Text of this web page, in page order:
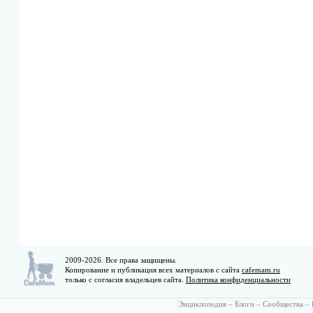
2009-2026. Все права защищены.
Копирование и публикация всех материалов с сайта cafemam.ru
только с согласия владельцев сайта. Политика конфиденциальности
Энциклопедия – Блоги – Сообщества –